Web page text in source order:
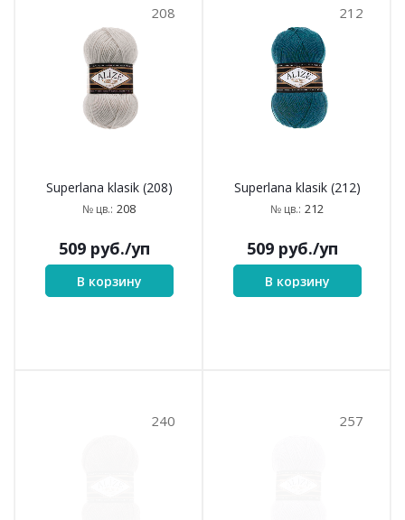
208
Superlana klasik (208)
№ цв.: 208
509 руб./уп
В корзину
212
Superlana klasik (212)
№ цв.: 212
509 руб./уп
В корзину
240 257